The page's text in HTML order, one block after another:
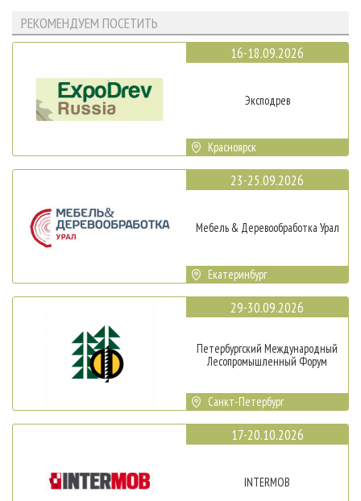
РЕКОМЕНДУЕМ ПОСЕТИТЬ
16-18.09.2026
Эксподрев
Красноярск
23-25.09.2026
Мебель & Деревообработка Урал
Екатеринбург
29-30.09.2026
Петербургский Международный
Лесопромышленный Форум
Санкт-Петербург
17-20.10.2026
INTERMOB